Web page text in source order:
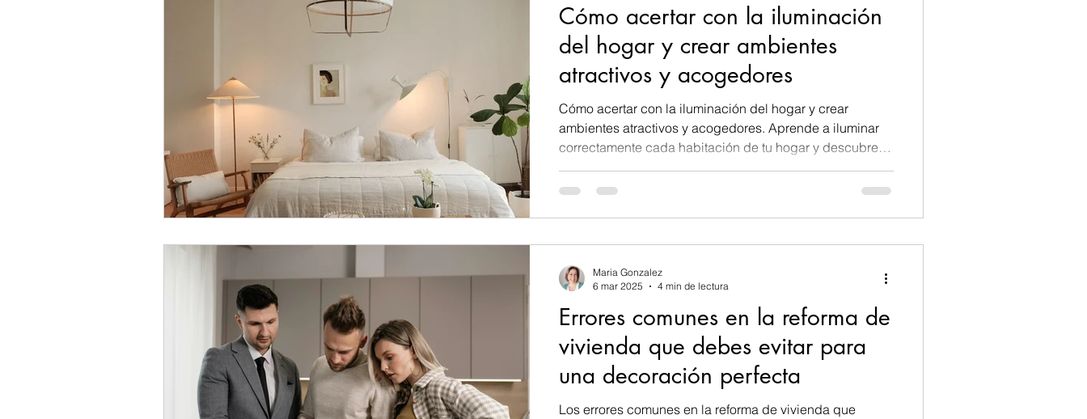
Cómo acertar con la iluminación
del hogar y crear ambientes
atractivos y acogedores
Cómo acertar con la iluminación del hogar y crear
ambientes atractivos y acogedores. Aprende a iluminar
correctamente cada habitación de tu hogar y descubre
decorativos.
Errores comunes en la reforma de
vivienda que debes evitar para
una decoración perfecta
Los errores comunes en la reforma de vivienda que
Maria Gonzalez
6 mar 2025
4 min de lectura